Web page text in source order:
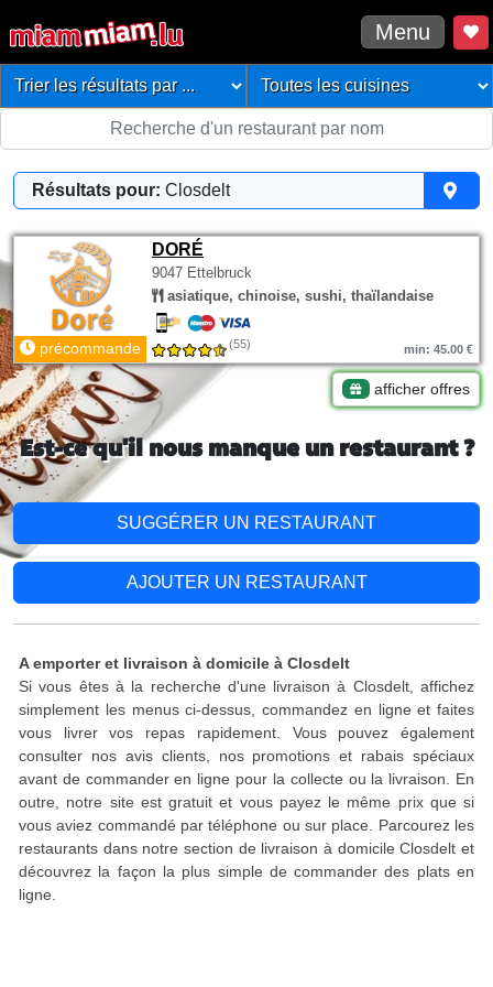
Menu
Résultats pour: Closdelt
DORÉ
9047 Ettelbruck
asiatique, chinoise, sushi, thaïlandaise
précommande (55) min: 45.00 €
afficher offres
Est-ce qu'il nous manque un restaurant ?
SUGGÉRER UN RESTAURANT
AJOUTER UN RESTAURANT
A emporter et livraison à domicile à Closdelt
Si vous êtes à la recherche d'une livraison à Closdelt, affichez
simplement les menus ci-dessus, commandez en ligne et faites
vous livrer vos repas rapidement. Vous pouvez également
consulter nos avis clients, nos promotions et rabais spéciaux
avant de commander en ligne pour la collecte ou la livraison. En
outre, notre site est gratuit et vous payez le même prix que si
vous aviez commandé par téléphone ou sur place. Parcourez les
restaurants dans notre section de livraison à domicile Closdelt et
découvrez la façon la plus simple de commander des plats en
ligne.